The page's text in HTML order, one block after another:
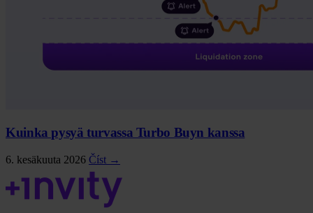
Kuinka pysyä turvassa Turbo Buyn kanssa
6. kesäkuuta 2026 Číst →